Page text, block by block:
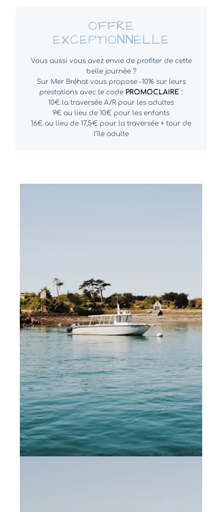
OFFRE
EXCEPTIONNELLE
Vous aussi vous avez envie de profiter de cette
belle journée ?
Sur Mer Bréhat vous propose -10% sur leurs
prestations avec le code PROMOCLAIRE :
10€ la traversée A/R pour les adultes
9€ au lieu de 10€ pour les enfants
16€ au lieu de 17,5€ pour la traversée + tour de
l’île adulte